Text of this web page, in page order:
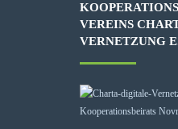
VEREINS
VERNETZUNG